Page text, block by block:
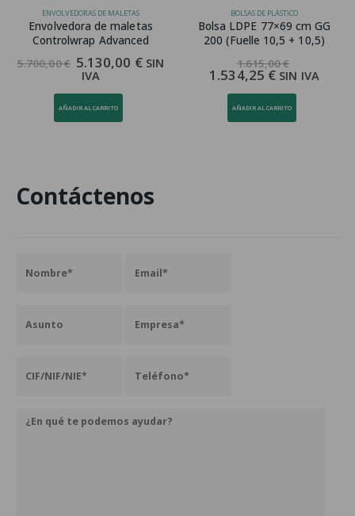
ENVOLVEDORAS DE MALETAS
Envolvedora de maletas
Controlwrap Advanced
5.700,00€ El
precio
era:
5.700,00 €.
5.130,00 €ElSIN
IVA
AÑADIR AL CARRITO
BOLSAS DE PLÁSTICO
Bolsa LDPE 77×69 cm GG
200 (Fuelle 10,5 + 10,5)
1.615,00€
1.534,25€ SIN IVA
AÑADIR AL CARRITO
Contáctenos